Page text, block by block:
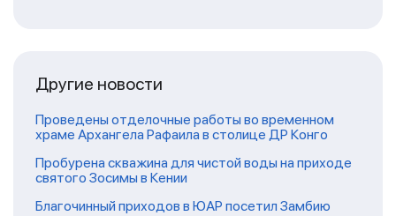
Другие новости
Проведены отделочные работы во временном
храме Архангела Рафаила в столице ДР Конго
Пробурена скважина для чистой воды на приходе
святого Зосимы в Кении
Благочинный приходов в ЮАР посетил Замбию